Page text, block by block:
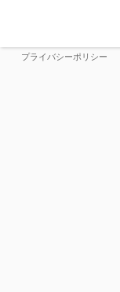
プライバシーポリシー